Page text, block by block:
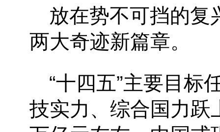
放在势不可挡的复
两大奇迹新篇章。
“十四五”主要目标
技实力、综合国力跃